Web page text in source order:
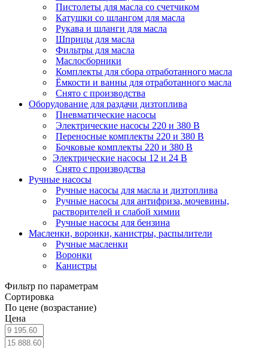
Пистолеты для масла со счетчиком
Катушки со шлангом для масла
Рукава и шланги для масла
Шприцы для масла
Фильтры для масла
Маслосборники
Комплекты для сбора отработанного масла
Ёмкости и ванны для отработанного масла
Снято с производства
Оборудование для раздачи дизтоплива
Пневматические насосы
Электрические насосы 220 и 380 В
Переносные комплекты 220 и 380 В
Бочковые комплекты 220 и 380 В
Электрические насосы 12 и 24 В
Снято с производства
Ручные насосы
Ручные насосы для масла и дизтоплива
Ручные насосы для антифриза, мочевины,
растворителей и слабой химии
Ручные насосы для бензина
Масленки, воронки, канистры, распылители
Ручные масленки
Воронки
Канистры
Фильтр по параметрам
Сортировка
По цене (возрастание)
Цена